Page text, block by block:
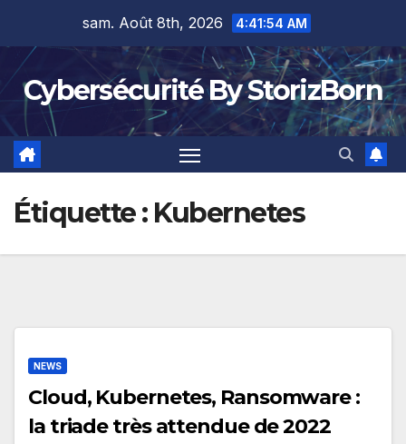
content
sam. Août 8th, 2026 4:41:54 AM
Cybersécurité By StorizBorn
Étiquette : Kubernetes
NEWS
Cloud, Kubernetes, Ransomware :
la triade très attendue de 2022